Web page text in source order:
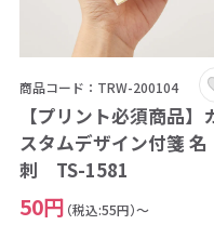
商品コード：TRW-200104
【プリント必須商品】
スタムデザイン付箋 名
刺 TS-1581
50円 （税込:55円）～